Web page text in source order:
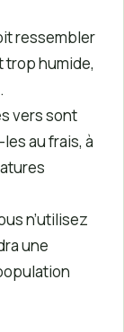
ressembler
trop humide,
vers sont
au frais, à
n’utilisez
une